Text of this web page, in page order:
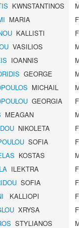
KWNSTANTINOS
MARIA
KALLISTI
VASILIOS
IOANNIS
GEORGE
MICHAIL
GEORGIA
MEAGAN
NIKOLETA
SOFIA
KOSTAS
ILEKTRA
SOFIA
KALLIOPI
XRYSA
STYLIANOS